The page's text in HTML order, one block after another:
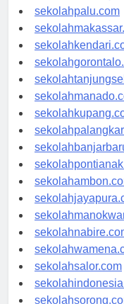
sekolahpalu.com
sekolahsalor.com